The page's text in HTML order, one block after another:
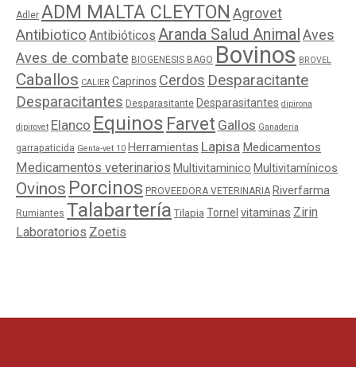
Adler ADM MALTA CLEYTON Agrovet
Antibiotico Antibióticos Aranda Salud AnimalAves
Aves de combate BIOGENESIS BAGO Bovinos BROVEL
Caballos CALIER Caprinos Cerdos Desparacitante
Desparacitantes Desparasitante Desparasitantes dipirona
dipirovet Elanco Equinos Farvet Gallos Ganaderia
garrapaticida Genta-vet 10 Herramientas Lapisa Medicamentos
Medicamentos veterinarios Multivitaminico Multivitamínicos
Ovinos Porcinos PROVEEDORA VETERINARIA Riverfarma
Rumiantes Talabartería Tilapia Tornel vitaminas Zirin
Laboratorios Zoetis